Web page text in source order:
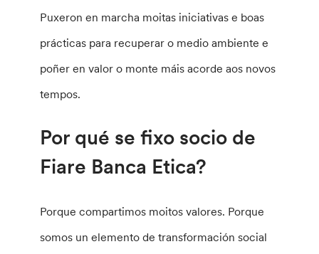
Puxeron en marcha moitas iniciativas e boas
prácticas para recuperar o medio ambiente e
poñer en valor o monte máis acorde aos novos
tempos.
Por qué se fixo socio de
Fiare Banca Etica?
Porque compartimos moitos valores. Porque
somos un elemento de transformación social